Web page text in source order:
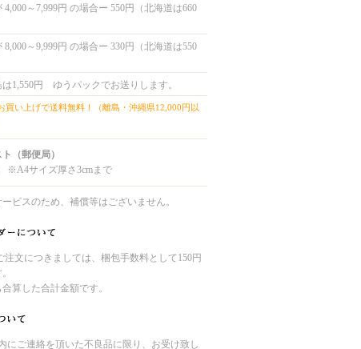
4,000～7,999円 の場合ー 550円（北海道は660
8,000～9,999円 の場合ー 330円（北海道は550
1,550円 ゆうパックでお送りします。
買い上げで送料無料！（離島・沖縄県12,000円以
（郵便局）
※A4サイズ厚さ3cmまで
ービスのため、補償等はございません。
注文につきましては、梱包手数料として150円
算した合計金額です。
にご連絡を頂いた不良品に限り、お受け致し